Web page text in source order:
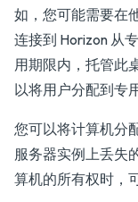
如，您可能需要在
连接到 Horizon 从
用期限内，托管此
以将用户分配到专
您可以将计算机分
服务器实例上丢失
算机的所有权时，